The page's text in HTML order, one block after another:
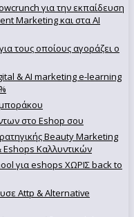
για την εκπαίδευση
Marketing και στα AI
τους οποίους αγοράζει ο
& AI marketing e-learning
στο Eshop σου
Beauty Marketing
Eshops Καλλυντικών
για eshops ΧΩΡΙΣ back to
Attp & Alternative